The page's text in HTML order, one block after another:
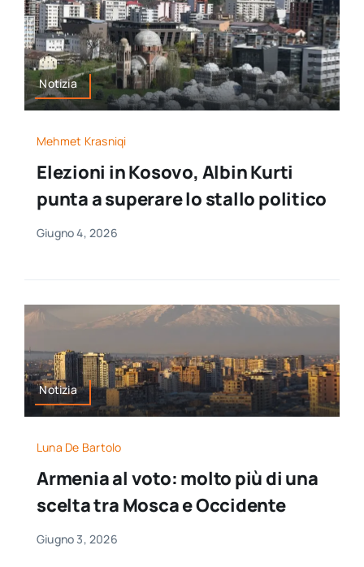
Notizia
Mehmet Krasniqi
Elezioni in Kosovo, Albin Kurti
punta a superare lo stallo politico
Giugno 4, 2026
Notizia
Luna De Bartolo
Armenia al voto: molto più di una
scelta tra Mosca e Occidente
Giugno 3, 2026